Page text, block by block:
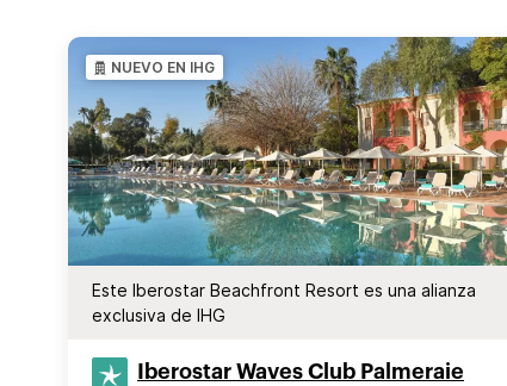
NUEVO EN IHG
Este Iberostar Beachfront Resort es una alianza
exclusiva de IHG
Iberostar Waves Club Palmeraie